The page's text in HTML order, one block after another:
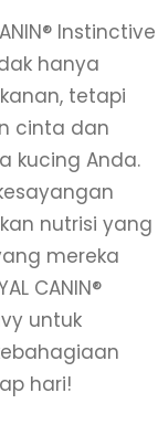
Instinctive
hanya
tetapi
cinta dan
kucing Anda.
nutrisi yang
mereka
CANIN®
untuk
hari!